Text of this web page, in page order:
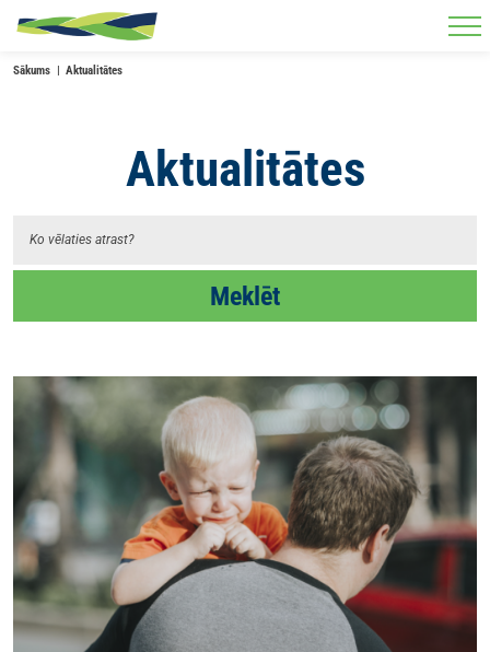
Skip to main content
Sākums Aktualitātes
Aktualitātes
Meklēt